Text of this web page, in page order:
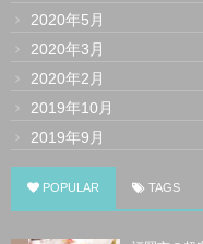
2020年5月
2020年3月
2020年2月
2019年10月
2019年9月
POPULAR TAGS